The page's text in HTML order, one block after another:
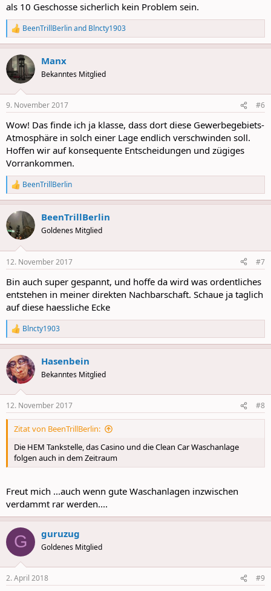
als 10 Geschosse sicherlich kein Problem sein.
R
e
a
c
t
i
s
BeenTrillBerlinand Blncty1903
Manx
Bekanntes Mitglied
9. November 2017 #6
Wow! Das finde ich ja klasse, dass dort diese Gewerbegebiets-
Atmosphäre in solch einer Lage endlich verschwinden soll.
Hoffen wir auf konsequente Entscheidungen und zügiges
Vorrankommen.
R
e
a
c
t
i
s
BeenTrillBerlin
BeenTrillBerlin
Goldenes Mitglied
12. November 2017 #7
Bin auch super gespannt, und hoffe da wird was ordentliches
entstehen in meiner direkten Nachbarschaft. Schaue ja taglich
auf diese haessliche Ecke
R
e
a
c
t
i
s
:
Blncty1903
Hasenbein
Bekanntes Mitglied
12. November 2017 #8
Zitat von BeenTrillBerlin:
Die HEM Tankstelle, das Casino und die Clean Car Waschanlage
folgen auch in dem Zeitraum
Freut mich ...auch wenn gute Waschanlagen inzwischen
verdammt rar werden....
G guruzug
Goldenes Mitglied
2. April 2018 #9